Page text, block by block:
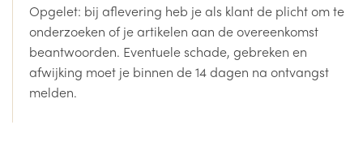
Opgelet: bij aflevering heb je als klant de plicht om te
onderzoeken of je artikelen aan de overeenkomst
beantwoorden. Eventuele schade, gebreken en
afwijking moet je binnen de 14 dagen na ontvangst
melden.